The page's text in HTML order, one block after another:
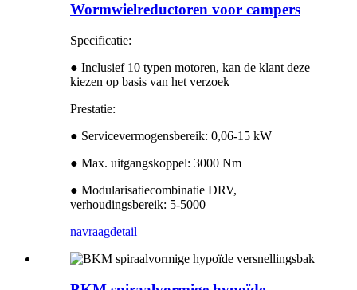
Wormwielreductoren voor campers
Specificatie:
● Inclusief 10 typen motoren, kan de klant deze
kiezen op basis van het verzoek
Prestatie:
● Servicevermogensbereik: 0,06-15 kW
● Max. uitgangskoppel: 3000 Nm
● Modularisatiecombinatie DRV,
verhoudingsbereik: 5-5000
navraagdetail